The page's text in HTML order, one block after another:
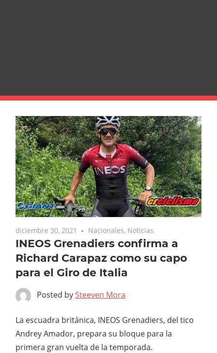
diciembre 30, 2021 Nacionales, Noticias
INEOS Grenadiers confirma a
Richard Carapaz como su capo
para el Giro de Italia
Posted bySteeven Mora
La escuadra británica, INEOS Grenadiers, del tico
Andrey Amador, prepara su bloque para la
primera gran vuelta de la temporada.